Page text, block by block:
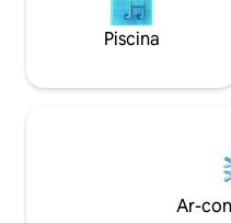
Piscina
Ar-